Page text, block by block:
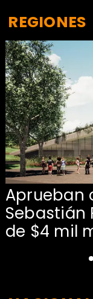
Aprueban
Sebastián
de $4 mil
REGIONES